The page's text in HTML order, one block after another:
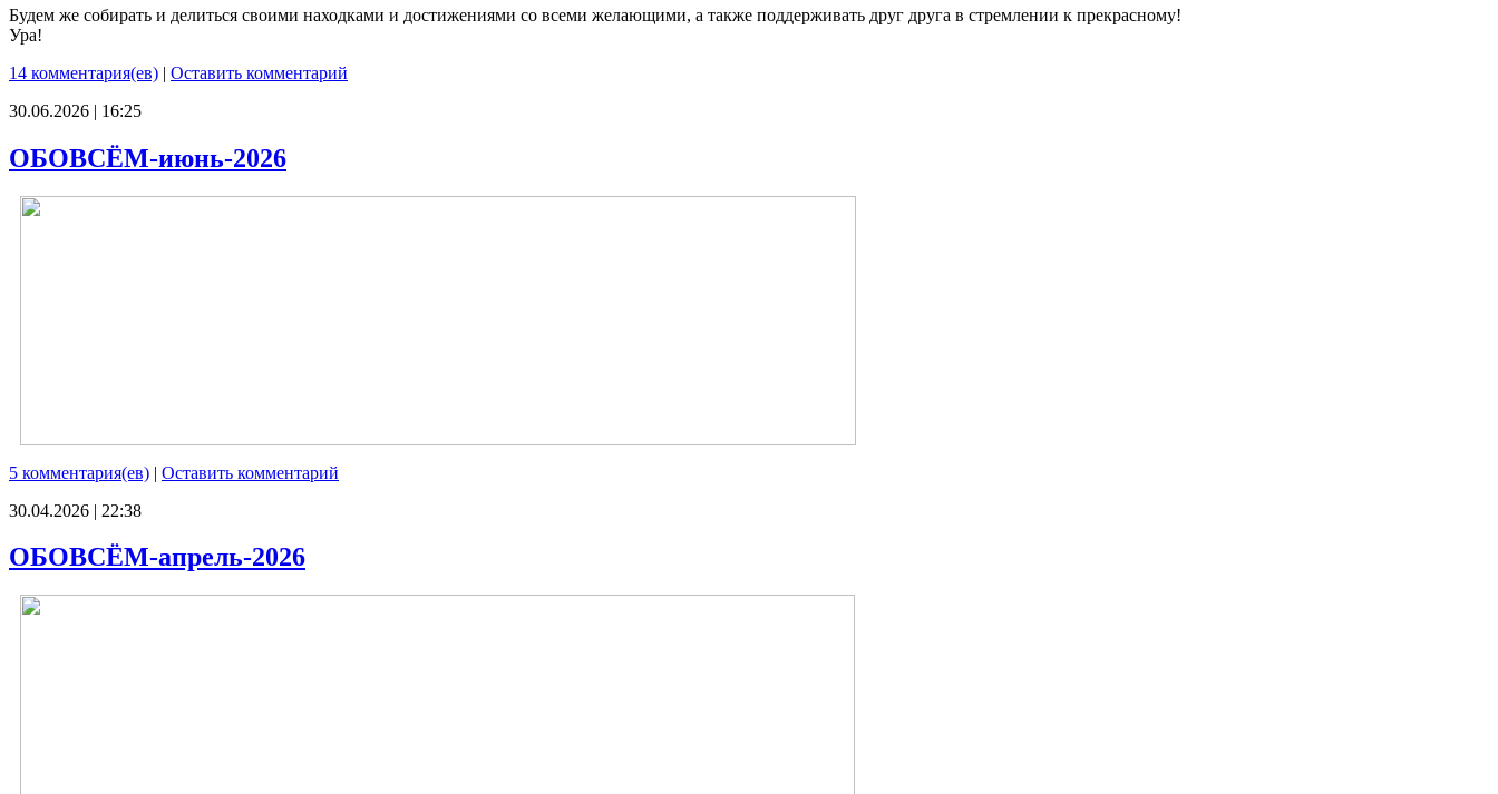
Будем же собирать и делиться своими находками и достижениями со всеми желающими, а также поддерживать друг друга в стремлении к прекрасному!
Ура!
14 комментария(ев) | Оставить комментарий
30.06.2026 | 16:25
ОБОВСЁМ-июнь-2026
5 комментария(ев) | Оставить комментарий
30.04.2026 | 22:38
ОБОВСЁМ-апрель-2026